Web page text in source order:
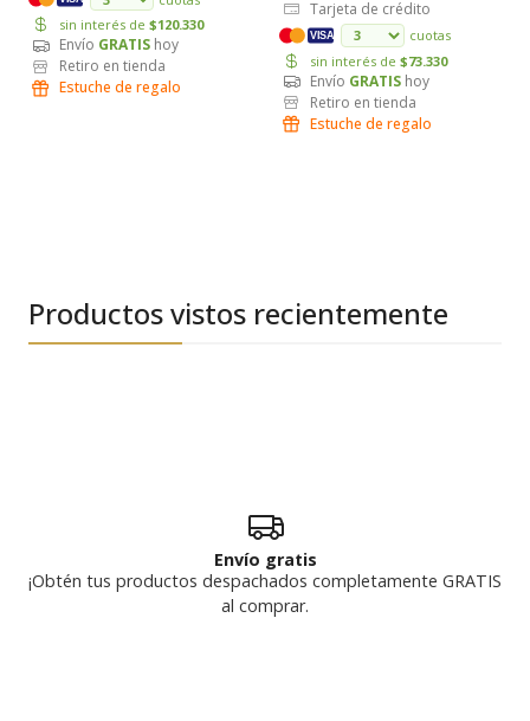
sin interés de $120.330
Envío GRATIS hoy
Retiro en tienda
Estuche de regalo
Tarjeta de crédito
VISA
cuotas
sin interés de $73.330
Envío GRATIS hoy
Retiro en tienda
Estuche de regalo
Productos vistos recientemente
Envío gratis
¡Obtén tus productos despachados completamente GRATIS
al comprar.